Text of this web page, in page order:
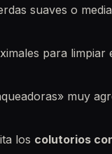
suaves o
para limpiar
muy
los colutorios